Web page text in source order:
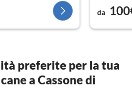
che potessimo avere
ma soprattutto
semplice e
padrona di casa. Ci
agio.
Grazie
da
preferite per la tua
a Cassone di